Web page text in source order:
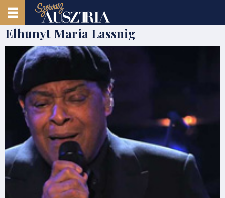
Elhunyt Maria Lassnig